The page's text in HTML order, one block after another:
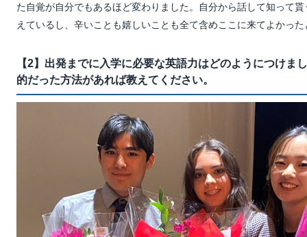
た自覚が自分でもあるほど変わりました。自分から話して知って
えているし、辛いことも嬉しいことも全て含めここに来てよかっ
【2】出発までに入学に必要な英語力はどのようにつけま
的だった方法があれば教えてください。